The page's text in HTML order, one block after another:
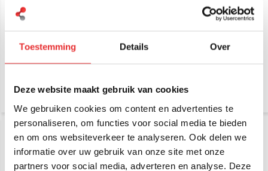
Toestemming Details Over
Deze website maakt gebruik van cookies
We gebruiken cookies om content en advertenties te
personaliseren, om functies voor social media te bieden
en om ons websiteverkeer te analyseren. Ook delen we
informatie over uw gebruik van onze site met onze
partners voor social media, adverteren en analyse. Deze
Rokform Motor
€ 129,-Incl. btw
Rokform Dual Magnet